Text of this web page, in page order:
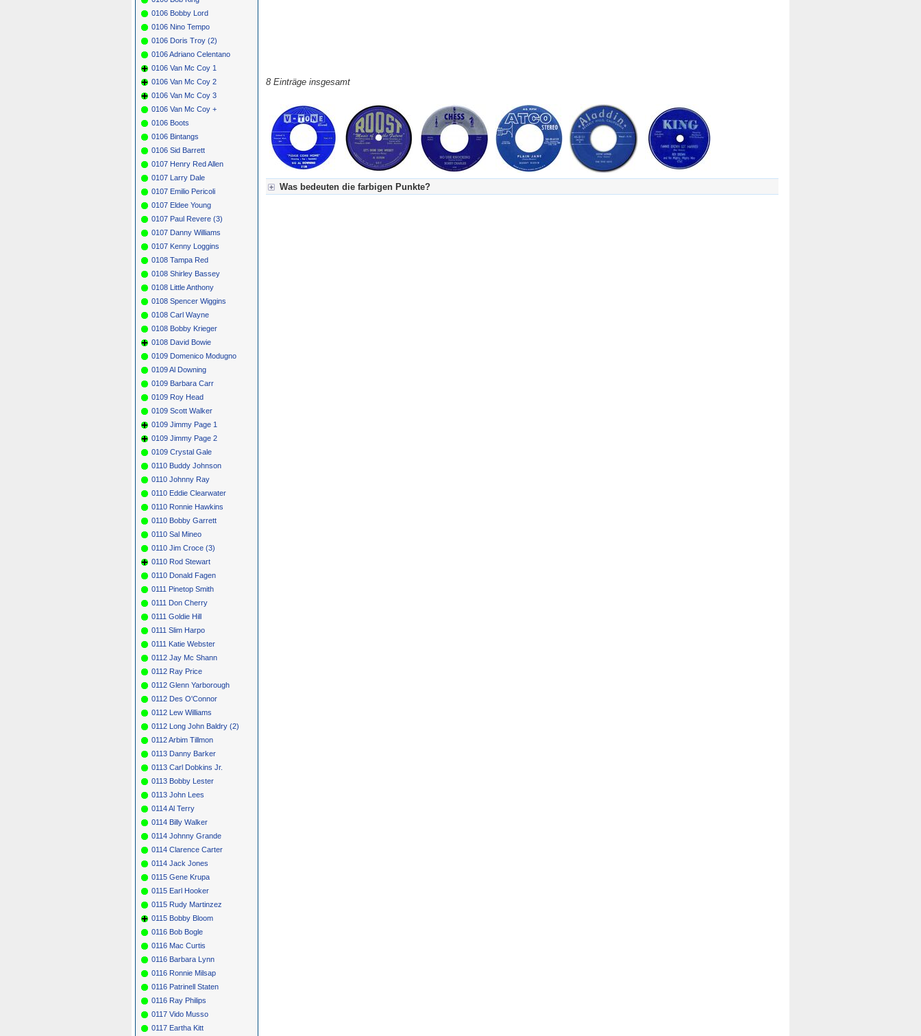
8 Einträge insgesamt
Was bedeuten die farbigen Punkte?
0106 Bobby Lord
0106 Nino Tempo
0106 Doris Troy (2)
0106 Adriano Celentano
0106 Van Mc Coy 1
0106 Van Mc Coy 2
0106 Van Mc Coy 3
0106 Van Mc Coy +
0106 Boots
0106 Bintangs
0106 Sid Barrett
0107 Henry Red Allen
0107 Larry Dale
0107 Emilio Pericoli
0107 Eldee Young
0107 Paul Revere (3)
0107 Danny Williams
0107 Kenny Loggins
0108 Tampa Red
0108 Shirley Bassey
0108 Little Anthony
0108 Spencer Wiggins
0108 Carl Wayne
0108 Bobby Krieger
0108 David Bowie
0109 Domenico Modugno
0109 Al Downing
0109 Barbara Carr
0109 Roy Head
0109 Scott Walker
0109 Jimmy Page 1
0109 Jimmy Page 2
0109 Crystal Gale
0110 Buddy Johnson
0110 Johnny Ray
0110 Eddie Clearwater
0110 Ronnie Hawkins
0110 Bobby Garrett
0110 Sal Mineo
0110 Jim Croce (3)
0110 Rod Stewart
0110 Donald Fagen
0111 Pinetop Smith
0111 Don Cherry
0111 Goldie Hill
0111 Slim Harpo
0111 Katie Webster
0112 Jay Mc Shann
0112 Ray Price
0112 Glenn Yarborough
0112 Des O'Connor
0112 Lew Williams
0112 Long John Baldry (2)
0112 Arbim Tillmon
0113 Danny Barker
0113 Carl Dobkins Jr.
0113 Bobby Lester
0113 John Lees
0114 Al Terry
0114 Billy Walker
0114 Johnny Grande
0114 Clarence Carter
0114 Jack Jones
0115 Gene Krupa
0115 Earl Hooker
0115 Rudy Martinzez
0115 Bobby Bloom
0116 Bob Bogle
0116 Mac Curtis
0116 Barbara Lynn
0116 Ronnie Milsap
0116 Patrinell Staten
0116 Ray Philips
0117 Vido Musso
0117 Eartha Kitt